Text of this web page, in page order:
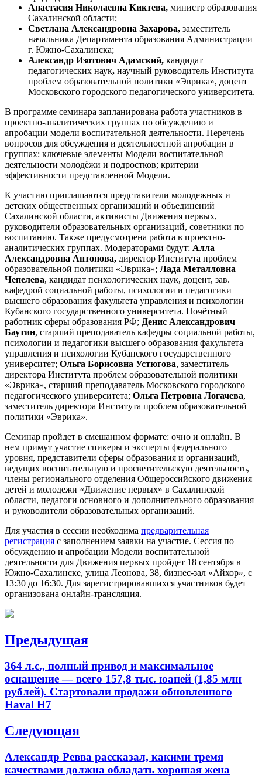
Анастасия Николаевна Киктева, министр образования
Сахалинской области;
Светлана Александровна Захарова, заместитель
начальника Департамента образования Администрации
г. Южно-Сахалинска;
Александр Изотович Адамский, кандидат
педагогических наук, научный руководитель Института
проблем образовательной политики «Эврика», доцент
Московского городского педагогического университета.
В программе семинара запланирована работа участников в
проектно-аналитических группах по обсуждению и
апробации модели воспитательной деятельности. Перечень
вопросов для обсуждения и деятельностной апробации в
группах: ключевые элементы Модели воспитательной
деятельности молодёжи и подростков; критерии
эффективности представленной Модели.
К участию приглашаются представители молодежных и
детских общественных организаций и объединений
Сахалинской области, активисты Движения первых,
руководители образовательных организаций, советники по
воспитанию. Также предусмотрена работа в проектно-
аналитических группах. Модераторами будут: Алла
Александровна Антонова, директор Института проблем
образовательной политики «Эврика»; Лада Металловна
Чепелева, кандидат психологических наук, доцент, зав.
кафедрой социальной работы, психологии и педагогики
высшего образования факультета управления и психологии
Кубанского государственного университета. Почётный
работник сферы образования РФ; Денис Александрович
Баутин, старший преподаватель кафедры социальной работы,
психологии и педагогики высшего образования факультета
управления и психологии Кубанского государственного
университет; Ольга Борисовна Устюгова, заместитель
директора Института проблем образовательной политики
«Эврика», старший преподаватель Московского городского
педагогического университета; Ольга Петровна Логачева,
заместитель директора Института проблем образовательной
политики «Эврика».
Семинар пройдет в смешанном формате: очно и онлайн. В
нем примут участие спикеры и эксперты федерального
уровня, представители сферы образования и организаций,
ведущих воспитательную и просветительскую деятельность,
члены регионального отделения Общероссийского движения
детей и молодежи «Движение первых» в Сахалинской
области, педагоги основного и дополнительного образования
и руководители образовательных организаций.
Для участия в сессии необходима предварительная
регистрация с заполнением заявки на участие. Сессия по
обсуждению и апробации Модели воспитательной
деятельности для Движения первых пройдет 18 сентября в
Южно-Сахалинске, улица Леонова, 38, бизнес-зал «Айхор», с
13:30 до 16:30. Для зарегистрировавшихся участников будет
организована онлайн-трансляция.
Навигация
записям
Предыдущая
Previous
364 л.с., полный привод и максимальное
оснащение — всего 157,8 тыс. юаней (1,85 млн
рублей). Стартовали продажи обновленного
Haval H7
Следующая
Next
Александр Ревва рассказал, какими тремя
качествами должна обладать хорошая жена